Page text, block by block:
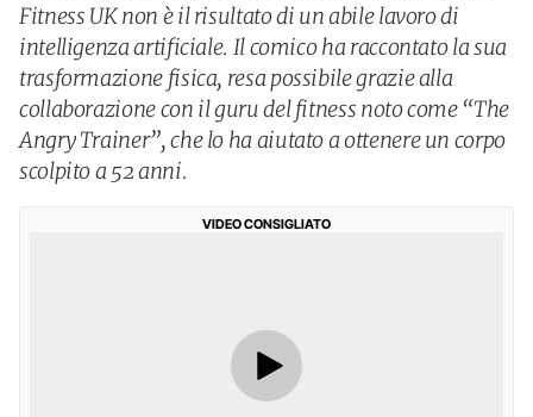
Fitness UK non è il risultato di un abile lavoro di
intelligenza artificiale. Il comico ha raccontato la sua
trasformazione fisica, resa possibile grazie alla
collaborazione con il guru del fitness noto come “The
Angry Trainer”, che lo ha aiutato a ottenere un corpo
scolpito a 52 anni.
VIDEO CONSIGLIATO